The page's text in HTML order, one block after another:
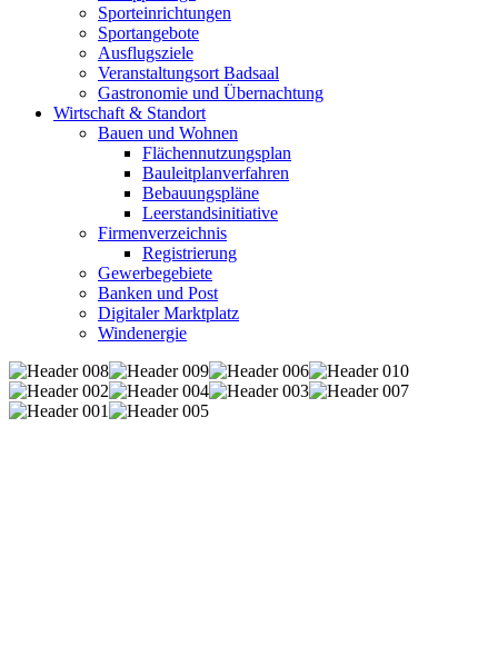
Sporteinrichtungen
Sportangebote
Ausflugsziele
Veranstaltungsort Badsaal
Gastronomie und Übernachtung
Wirtschaft & Standort
Bauen und Wohnen
Flächennutzungsplan
Bauleitplanverfahren
Bebauungspläne
Leerstandsinitiative
Firmenverzeichnis
Registrierung
Gewerbegebiete
Banken und Post
Digitaler Marktplatz
Windenergie